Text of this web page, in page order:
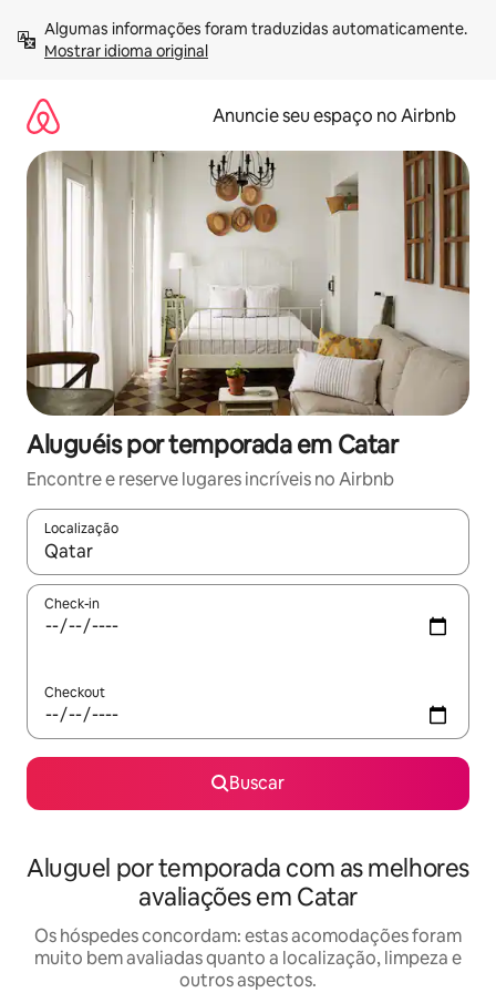
para
Mostrar idioma original
Anuncie seu espaço no Airbnb
Aluguéis por temporada em Catar
Encontre e reserve lugares incríveis no Airbnb
Localização
Quando os resultados estiverem disponíveis, explore-os
Check-in
Checkout
Buscar
Aluguel por temporada com as melhores
avaliações em Catar
Os hóspedes concordam: estas acomodações foram
muito bem avaliadas quanto a localização, limpeza e
outros aspectos.